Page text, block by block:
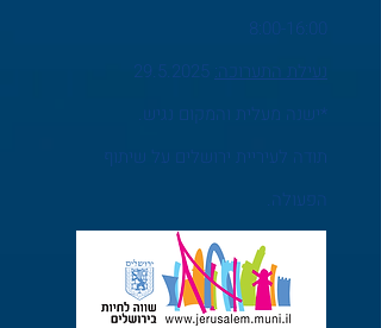
8:00-16:00
נעילת התערוכה: 29.5.2025
*ישנה מעלית והמקום נגיש.
תודה לעיריית ירושלים על שיתוף
הפעולה.